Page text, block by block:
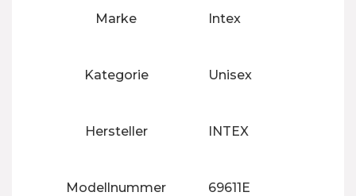
Marke ‎Intex
Kategorie ‎Unisex
Hersteller ‎INTEX
Modellnummer ‎69611E